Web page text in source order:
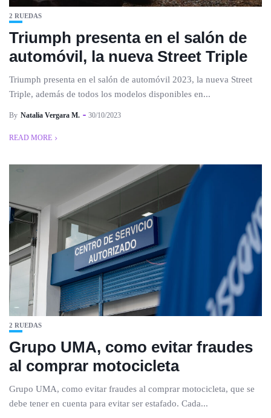
2 RUEDAS
Triumph presenta en el salón de
automóvil, la nueva Street Triple
Triumph presenta en el salón de automóvil 2023, la nueva Street
Triple, además de todos los modelos disponibles en...
By Natalia Vergara M. 30/10/2023
READ MORE
2 RUEDAS
Grupo UMA, como evitar fraudes
al comprar motocicleta
Grupo UMA, como evitar fraudes al comprar motocicleta, que se
debe tener en cuenta para evitar ser estafado. Cada...